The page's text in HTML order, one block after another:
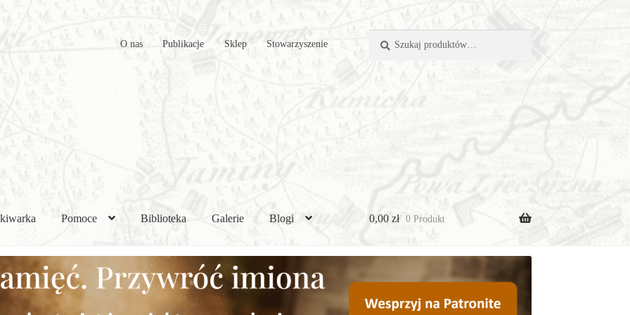
O nas Publikacje Sklep Stowarzyszenie
Pomoce Biblioteka Galerie Blogi 0,00 zł 0 Produkt